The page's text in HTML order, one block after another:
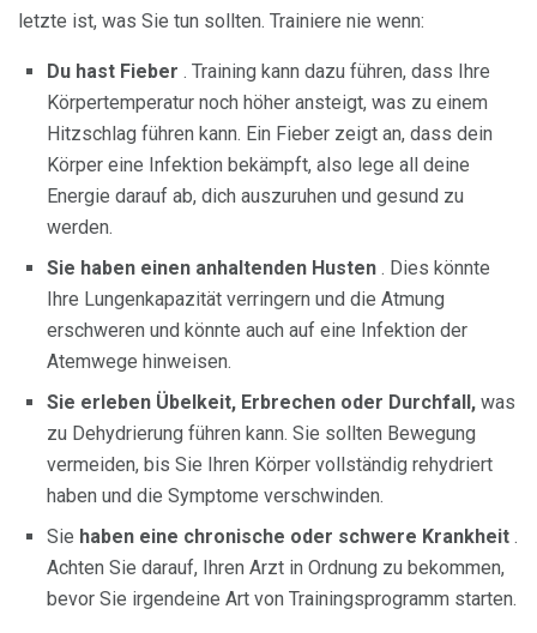
letzte ist, was Sie tun sollten. Trainiere nie wenn:
Du hast Fieber . Training kann dazu führen, dass Ihre
Körpertemperatur noch höher ansteigt, was zu einem
Hitzschlag führen kann. Ein Fieber zeigt an, dass dein
Körper eine Infektion bekämpft, also lege all deine
Energie darauf ab, dich auszuruhen und gesund zu
werden.
Sie haben einen anhaltenden Husten . Dies könnte
Ihre Lungenkapazität verringern und die Atmung
erschweren und könnte auch auf eine Infektion der
Atemwege hinweisen.
Sie erleben Übelkeit, Erbrechen oder Durchfall, was
zu Dehydrierung führen kann. Sie sollten Bewegung
vermeiden, bis Sie Ihren Körper vollständig rehydriert
haben und die Symptome verschwinden.
Sie haben eine chronische oder schwere Krankheit .
Achten Sie darauf, Ihren Arzt in Ordnung zu bekommen,
bevor Sie irgendeine Art von Trainingsprogramm starten.